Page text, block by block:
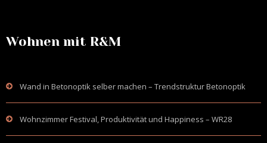
Wohnen mit R&M
Wand in Betonoptik selber machen – Trendstruktur Betonoptik
Wohnzimmer Festival, Produktivität und Happiness – WR28